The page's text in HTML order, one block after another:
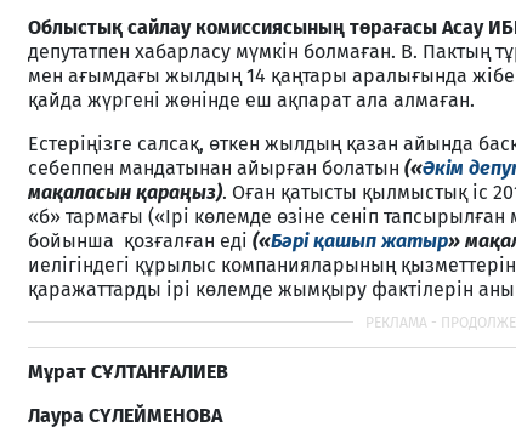
Облыстық сайлау комиссиясының төрағасы Асау
депутатпен хабарласу мүмкін болмаған. В.
мен ағымдағы жылдың 14 қаңтары аралығында
қайда жүргені жөнінде еш ақпарат ала алмаған.
Естеріңізге салсақ, өткен жылдың қазан айында
себеппен мандатынан айырған болатын («Әкім
мақаласын қараңыз). Оған қатысты қылмыстық іс
«б» тармағы («Ірі көлемде өзіне сеніп
бойынша қозғалған еді («Бәрі қашып жатыр»
иелігіндегі құрылыс компанияларының
қаражаттарды ірі көлемде жымқыру фактілерін
Мұрат СҰЛТАНҒАЛИЕВ
Лаура СҮЛЕЙМЕНОВА